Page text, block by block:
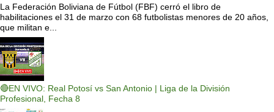
La Federación Boliviana de Fútbol (FBF) cerró el libro de
habilitaciones el 31 de marzo con 68 futbolistas menores de 20 años,
que militan e...
🔴EN VIVO: Real Potosí vs San Antonio | Liga de la División
Profesional, Fecha 8